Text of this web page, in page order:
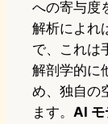
への寄与度
解析によれ
で、これは
解剖学的に
め、独自の
ます。 AI モ